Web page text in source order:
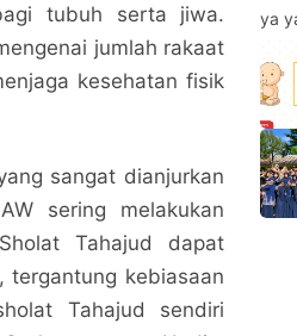
tubuh serta jiwa.
jumlah rakaat
kesehatan fisik
sangat dianjurkan
sering melakukan
Tahajud dapat
kebiasaan
Tahajud sendiri